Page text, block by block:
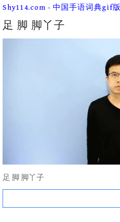
Skip
content
Shy114.com - 中国手语词典gif版
足 脚 脚丫子
足 脚 脚丫子
Search